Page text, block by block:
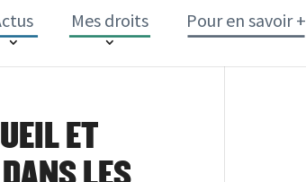
Mes droits Pour en savoir +
ET